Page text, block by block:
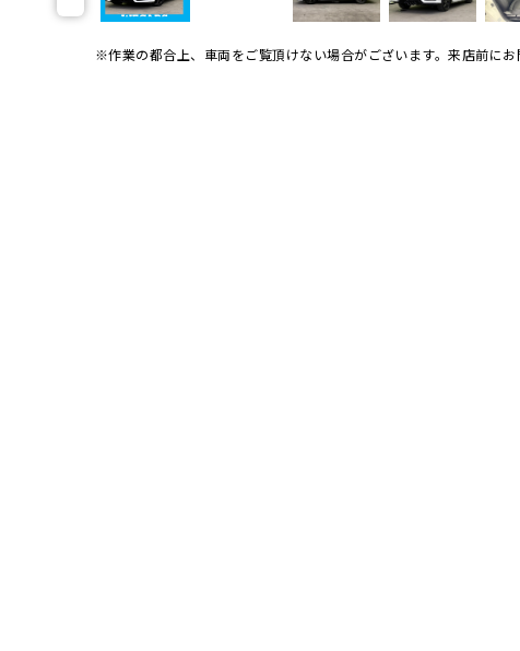
※作業の都合上、車両をご覧頂けない場合がございます。来店前にお